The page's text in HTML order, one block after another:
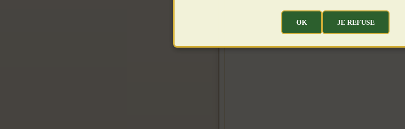
OK JE REFUSE